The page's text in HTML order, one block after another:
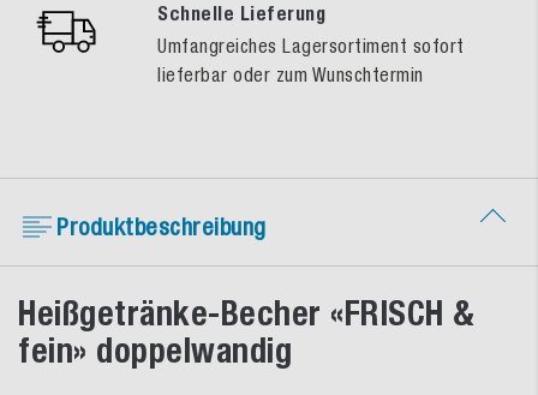
Schnelle Lieferung
Umfangreiches Lagersortiment sofort
lieferbar oder zum Wunschtermin
Produktbeschreibung
Heißgetränke-Becher «FRISCH &
fein» doppelwandig